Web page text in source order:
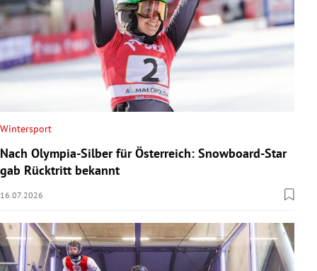
Wintersport
Nach Olympia-Silber für Österreich: Snowboard-Star
gab Rücktritt bekannt
16.07.2026